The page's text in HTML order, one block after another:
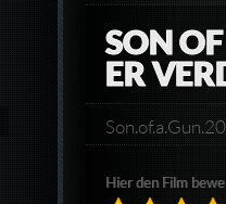
SON
ER
Hier den Film